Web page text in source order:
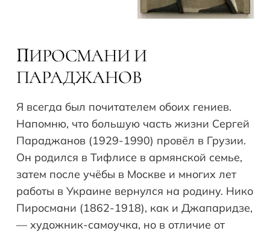
ПИРОСМАНИ И
ПАРАДЖАНОВ
Я всегда был почитателем обоих гениев.
Напомню, что большую часть жизни Сергей
Параджанов (1929-1990) провёл в Грузии.
Он родился в Тифлисе в армянской семье,
затем после учёбы в Москве и многих лет
работы в Украине вернулся на родину. Нико
Пиросмани (1862-1918), как и Джапаридзе,
— художник-самоучка, но в отличие от